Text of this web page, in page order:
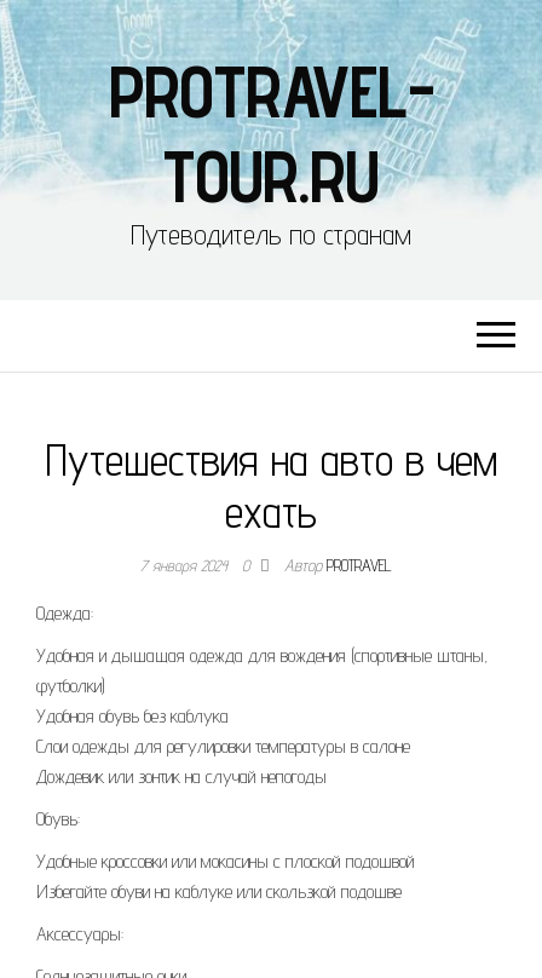
PROTRAVEL-
TOUR.RU
Путеводитель по странам
Путешествия на авто в чем
ехать
7 января 2024 0 АвторPROTRAVEL
Одежда:
Удобная и дышащая одежда для вождения (спортивные штаны,
футболки)
Удобная обувь без каблука
Слои одежды для регулировки температуры в салоне
Дождевик или зонтик на случай непогоды
Обувь:
Удобные кроссовки или мокасины с плоской подошвой
Избегайте обуви на каблуке или скользкой подошве
Аксессуары: